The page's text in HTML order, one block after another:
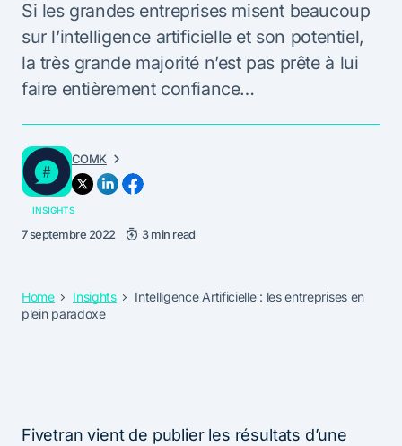
Si les grandes entreprises misent beaucoup
sur l’intelligence artificielle et son potentiel,
la très grande majorité n’est pas prête à lui
faire entièrement confiance…
COMK
INSIGHTS
7 septembre 2022 3 min read
Home Insights
Intelligence Artificielle : les entreprises en
plein paradoxe
Fivetran vient de publier les résultats d’une